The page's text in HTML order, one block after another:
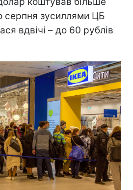
серпня зусиллями ЦБ
вдвічі – до 60 рублів